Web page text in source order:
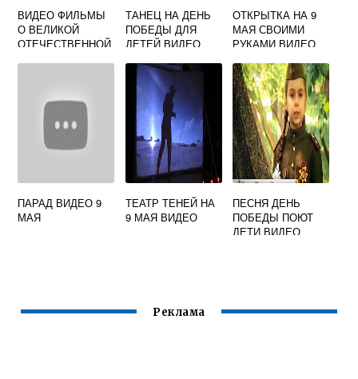
ВИДЕО ФИЛЬМЫ
О ВЕЛИКОЙ
ОТЕЧЕСТВЕННОЙ
ТАНЕЦ НА ДЕНЬ
ПОБЕДЫ ДЛЯ
ДЕТЕЙ ВИДЕО
ОТКРЫТКА НА 9
МАЯ СВОИМИ
РУКАМИ ВИДЕО
ПАРАД ВИДЕО 9
МАЯ
ТЕАТР ТЕНЕЙ НА
9 МАЯ ВИДЕО
ПЕСНЯ ДЕНЬ
ПОБЕДЫ ПОЮТ
ДЕТИ ВИДЕО
Реклама